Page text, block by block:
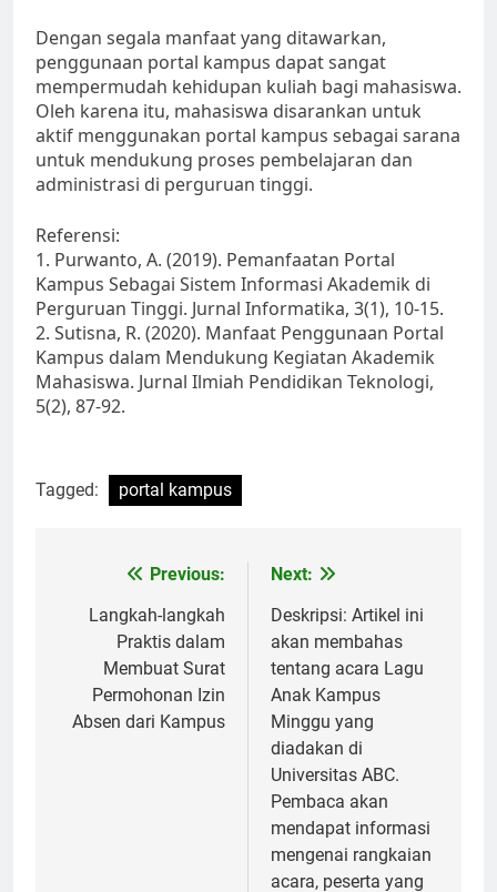
Dengan segala manfaat yang ditawarkan,
penggunaan portal kampus dapat sangat
mempermudah kehidupan kuliah bagi mahasiswa.
Oleh karena itu, mahasiswa disarankan untuk
aktif menggunakan portal kampus sebagai sarana
untuk mendukung proses pembelajaran dan
administrasi di perguruan tinggi.
Referensi:
1. Purwanto, A. (2019). Pemanfaatan Portal
Kampus Sebagai Sistem Informasi Akademik di
Perguruan Tinggi. Jurnal Informatika, 3(1), 10-15.
2. Sutisna, R. (2020). Manfaat Penggunaan Portal
Kampus dalam Mendukung Kegiatan Akademik
Mahasiswa. Jurnal Ilmiah Pendidikan Teknologi,
5(2), 87-92.
Tagged: portal kampus
navigation
Previous:
Langkah-langkah
Praktis dalam
Membuat Surat
Permohonan Izin
Absen dari Kampus
Next:
Deskripsi: Artikel ini
akan membahas
tentang acara Lagu
Anak Kampus
Minggu yang
diadakan di
Universitas ABC.
Pembaca akan
mendapat informasi
mengenai rangkaian
acara, peserta yang